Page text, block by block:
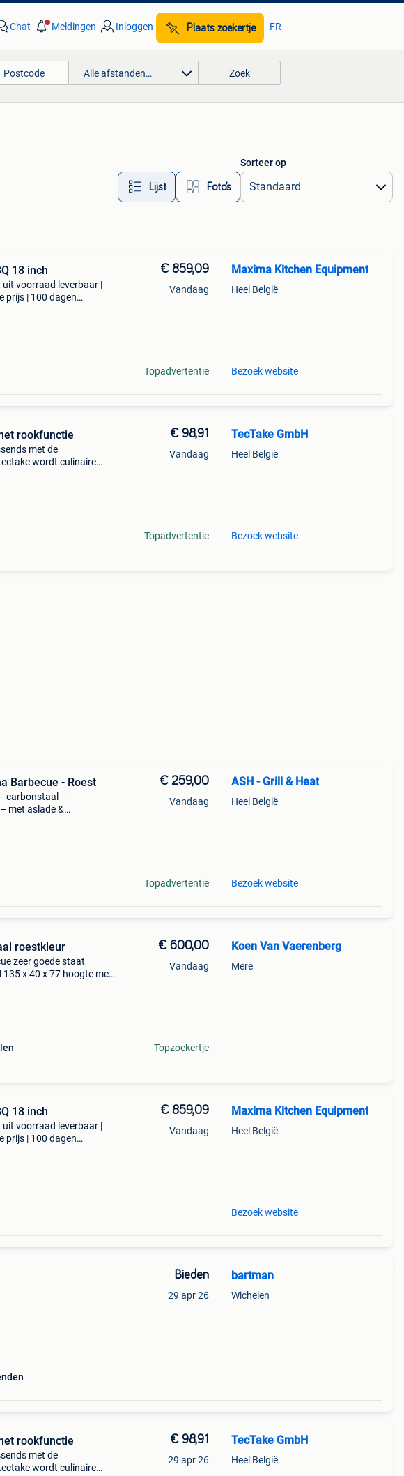
Chat Meldingen Inloggen Plaats zoekertje FR
Alle afstanden… Zoek
Lijst Foto’s
Sorteer op
18 inch
voorraad leverbaar |
prijs | 100 dagen
€ 859,09
Vandaag
Topadvertentie
Maxima Kitchen Equipment
Heel België
Bezoek website
rookfunctie
met de
wordt culinaire
€ 98,91
Vandaag
Topadvertentie
TecTake GmbH
Heel België
Bezoek website
Barbecue - Roest
carbonstaal –
met aslade &
€ 259,00
Vandaag
Topadvertentie
ASH - Grill & Heat
Heel België
Bezoek website
roestkleur
zeer goede staat
x 40 x 77 hoogte met
€ 600,00
Vandaag
Topzoekertje
Koen Van Vaerenberg
Mere
18 inch
voorraad leverbaar |
prijs | 100 dagen
€ 859,09
Vandaag
Maxima Kitchen Equipment
Heel België
Bezoek website
Bieden
29 apr 26
bartman
Wichelen
rookfunctie
met de
wordt culinaire
€ 98,91
29 apr 26
TecTake GmbH
Heel België